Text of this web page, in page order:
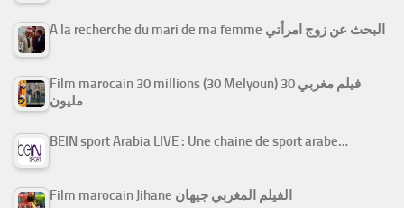
A la recherche du mari de ma femme البحث عن زوج امرأتي
Film marocain 30 millions (30 Melyoun) فيلم مغربي 30
مليون
BEIN sport Arabia LIVE : Une chaine de sport arabe…
Film marocain Jihane الفيلم المغربي جيهان